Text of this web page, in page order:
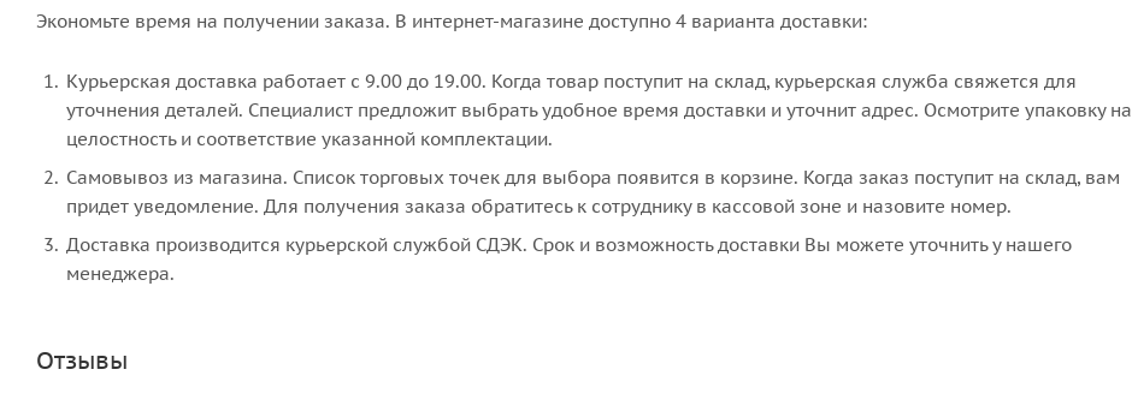
Экономьте время на получении заказа. В интернет-магазине доступно 4 варианта доставки:
Курьерская доставка работает с 9.00 до 19.00. Когда товар поступит на склад, курьерская служба свяжется для
уточнения деталей. Специалист предложит выбрать удобное время доставки и уточнит адрес. Осмотрите упаковку на
целостность и соответствие указанной комплектации.
Самовывоз из магазина. Список торговых точек для выбора появится в корзине. Когда заказ поступит на склад, вам
придет уведомление. Для получения заказа обратитесь к сотруднику в кассовой зоне и назовите номер.
Доставка производится курьерской службой СДЭК. Срок и возможность доставки Вы можете уточнить у нашего
менеджера.
Отзывы